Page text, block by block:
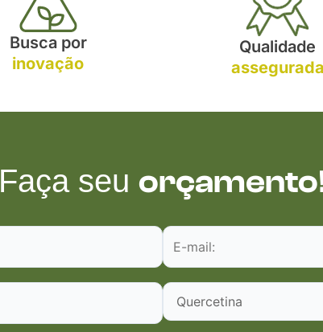
Busca por
inovação
Qualidade
assegurada
Faça seu